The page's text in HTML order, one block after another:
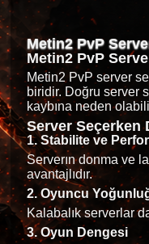
Metin2 PvP
Metin2 PvP
Metin2 PvP server
biridir. Doğru server
kaybına neden
Server Seçerken
1. Stabilite ve
Serverın donma ve
avantajlıdır.
2. Oyuncu
Kalabalık serverlar
3. Oyun Dengesi